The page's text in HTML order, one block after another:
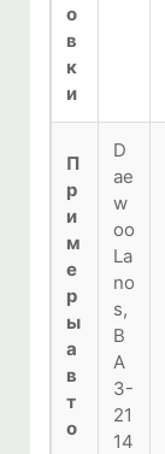
о
в
к
и
П
р
и
м
е
р
ы
а
в
т
о
D
ae
w
oo
La
no
s,
В
А
З-
21
14